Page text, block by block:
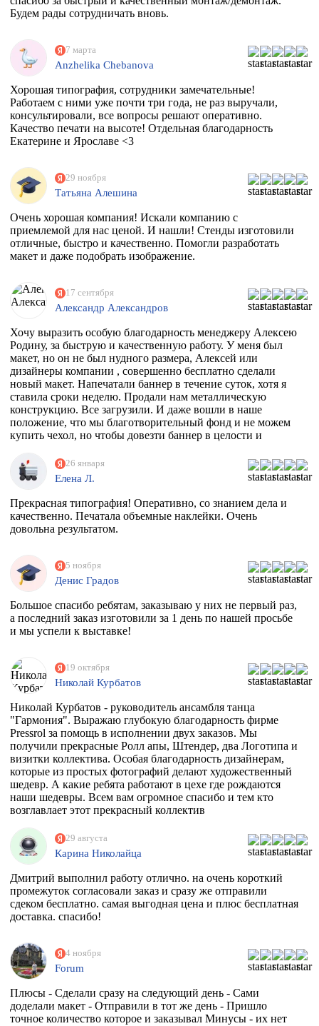
Будем рады сотрудничать вновь.
7 марта
Anzhelika Chebanova
Хорошая типография, сотрудники замечательные!
Работаем с ними уже почти три года, не раз выручали,
консультировали, все вопросы решают оперативно.
Качество печати на высоте! Отдельная благодарность
Екатерине и Ярославе <3
29 ноября
Татьяна Алешина
Очень хорошая компания! Искали компанию с
приемлемой для нас ценой. И нашли! Стенды изготовили
отличные, быстро и качественно. Помогли разработать
макет и даже подобрать изображение.
17 сентября
Александр Александров
Хочу выразить особую благодарность менеджеру Алексею
Родину, за быструю и качественную работу. У меня был
макет, но он не был нудного размера, Алексей или
дизайнеры компании , совершенно бесплатно сделали
новый макет. Напечатали баннер в течение суток, хотя я
ставила сроки неделю. Продали нам металлическую
конструкцию. Все загрузили. И даже вошли в наше
положение, что мы благотворительный фонд и не можем
купить чехол, но чтобы довезти баннер в целости и
Огромное спасибо вам. Скоро будем новый баннер
печатать, обязательно обратимся к вам
26 января
Елена Л.
Прекрасная типография! Оперативно, со знанием дела и
качественно. Печатала объемные наклейки. Очень
довольна результатом.
5 ноября
Денис Градов
Большое спасибо ребятам, заказываю у них не первый раз,
а последний заказ изготовили за 1 день по нашей просьбе
и мы успели к выставке!
19 октября
Николай Курбатов
Николай Курбатов - руководитель ансамбля танца
"Гармония". Выражаю глубокую благодарность фирме
Pressrol за помощь в исполнении двух заказов. Мы
получили прекрасные Ролл апы, Штендер, два Логотипа и
визитки коллектива. Особая благодарность дизайнерам,
которые из простых фотографий делают художественный
шедевр. А какие ребята работают в цехе где рождаются
наши шедевры. Всем вам огромное спасибо и тем кто
возглавлает этот прекрасный коллектив
обращаться за помощью.
29 августа
Карина Николайца
Дмитрий выполнил работу отлично. на очень короткий
промежуток согласовали заказ и сразу же отправили
сдеком бесплатно. самая выгодная цена и плюс бесплатная
доставка. спасибо!
4 ноября
Forum
Плюсы - Сделали сразу на следующий день - Сами
доделали макет - Отправили в тот же день - Пришло
точное количество которое и заказывал Минусы - их нет